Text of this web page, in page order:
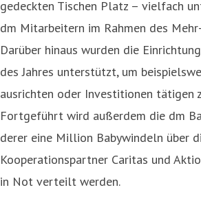
gedeckten Tischen Platz – vielfach
dm Mitarbeitern im Rahmen des
Darüber hinaus wurden die
des Jahres unterstützt, um
ausrichten oder Investitionen tätigen
Fortgeführt wird außerdem die dm
derer eine Million Babywindeln über
Kooperationspartner Caritas und
in Not verteilt werden.